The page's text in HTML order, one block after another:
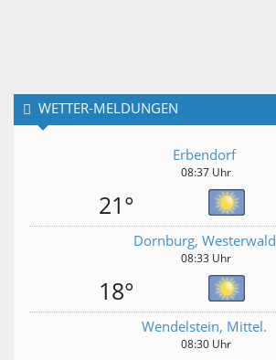
WETTER-MELDUNGEN
Erbendorf
08:37 Uhr
21°
Dornburg, Westerwald
08:33 Uhr
18°
Wendelstein, Mittel.
08:30 Uhr